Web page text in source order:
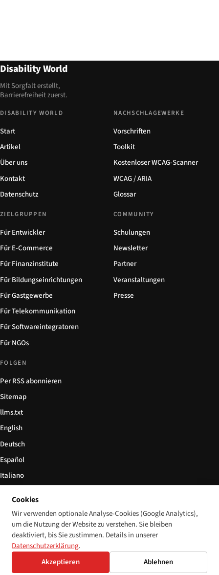
Disability World
Mit Sorgfalt erstellt,
Barrierefreiheit zuerst.
DISABILITY WORLD
Start
Artikel
Über uns
Kontakt
Datenschutz
NACHSCHLAGEWERKE
Vorschriften
Toolkit
Kostenloser WCAG-Scanner
WCAG / ARIA
Glossar
ZIELGRUPPEN
Für Entwickler
Für E-Commerce
Für Finanzinstitute
Für Bildungseinrichtungen
Für Gastgewerbe
Für Telekommunikation
Für Softwareintegratoren
Für NGOs
COMMUNITY
Schulungen
Newsletter
Partner
Veranstaltungen
Presse
FOLGEN
Per RSS abonnieren
Sitemap
llms.txt
English
Deutsch
Español
Italiano
© 2026 Disability World. Alle Rechte vorbehalten. Cookie-Einstellungen
EnglishDeutschEspañol 简体中文Polski
Cookies
Wir verwenden optionale Analyse-Cookies (Google Analytics),
um die Nutzung der Website zu verstehen. Sie bleiben
deaktiviert, bis Sie zustimmen. Details in unserer
Datenschutzerklärung.
Akzeptieren
Ablehnen